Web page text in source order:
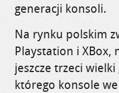
generacji konsoli.
Na rynku polskim
Playstation i XBox,
jeszcze trzeci
którego konsole